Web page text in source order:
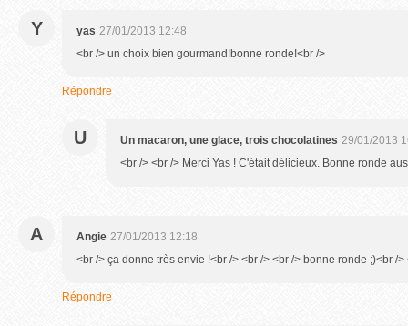
Y yas 27/01/2013 12:48
<br /> un choix bien gourmand!bonne ronde!<br />
Répondre
U Un macaron, une glace, trois chocolatines 29/01/2013
<br /> <br /> Merci Yas ! C'était délicieux. Bonne ronde
A Angie 27/01/2013 12:18
<br /> ça donne très envie !<br /> <br /> <br /> bonne ronde ;)<br />
Répondre